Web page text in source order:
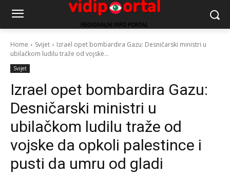
Home Svijet
Izrael opet bombardira Gazu: Desničarski ministri u
ubilačkom ludilu traže od vojske...
Svijet
Izrael opet bombardira Gazu:
Desničarski ministri u
ubilačkom ludilu traže od
vojske da opkoli palestince i
pusti da umru od gladi